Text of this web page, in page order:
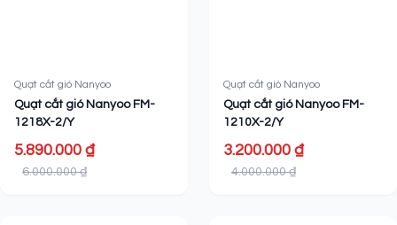
Quạt cắt gió Nanyoo
Quạt cắt gió Nanyoo FM-
1218X-2/Y
5.890.000 ₫
6.000.000 ₫
Quạt cắt gió Nanyoo
Quạt cắt gió Nanyoo FM-
1210X-2/Y
3.200.000 ₫
4.000.000 ₫